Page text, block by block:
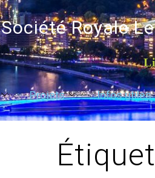
Société Royale
Projets Infos utiles